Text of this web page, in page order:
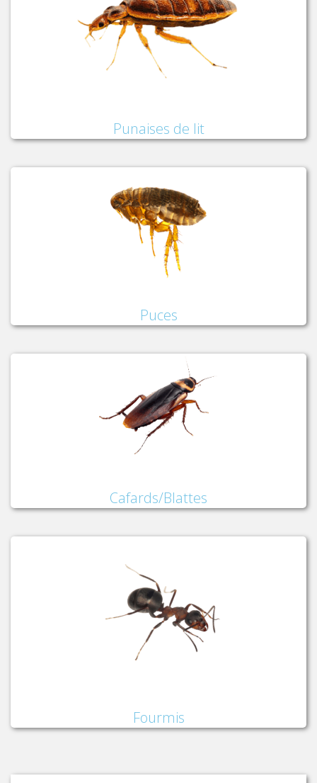
Punaises de lit
Puces
Cafards/Blattes
Fourmis